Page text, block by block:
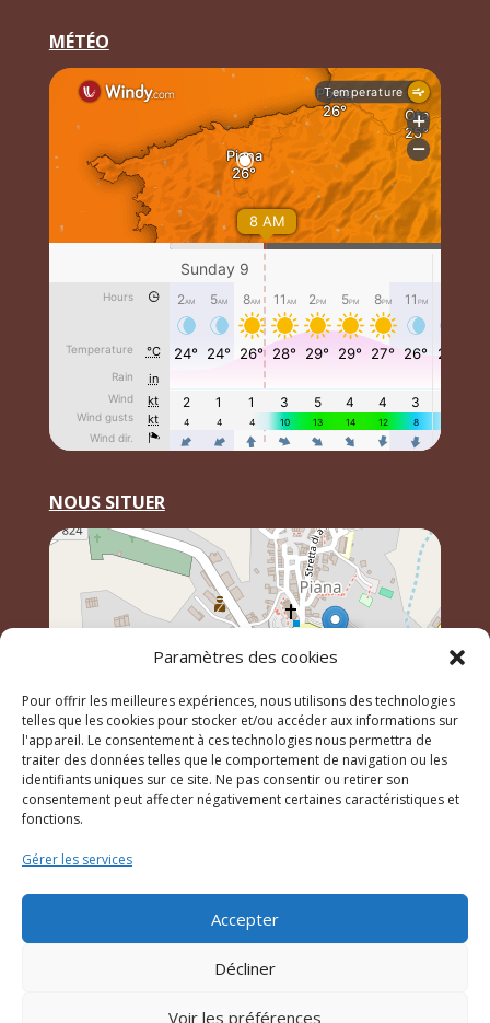
Paramètres des cookies
Pour offrir les meilleures expériences, nous utilisons des technologies
telles que les cookies pour stocker et/ou accéder aux informations sur
l'appareil. Le consentement à ces technologies nous permettra de
traiter des données telles que le comportement de navigation ou les
identifiants uniques sur ce site. Ne pas consentir ou retirer son
consentement peut affecter négativement certaines caractéristiques et
fonctions.
Gérer les services
Accepter
Décliner
Voir les préférences
MÉTÉO
NOUS SITUER
Leaflet, \r\n©OpenStreetMapcontributeurs